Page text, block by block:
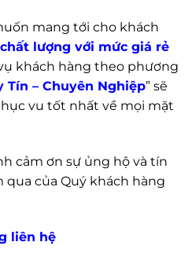
mang tới cho khách
chất lượng với mức giá rẻ
khách hàng theo phương
Tín – Chuyên Nghiệp” sẽ
vu tốt nhất về mọi mặt
cảm ơn sự ủng hộ và tín
của Quý khách hàng
liên hệ